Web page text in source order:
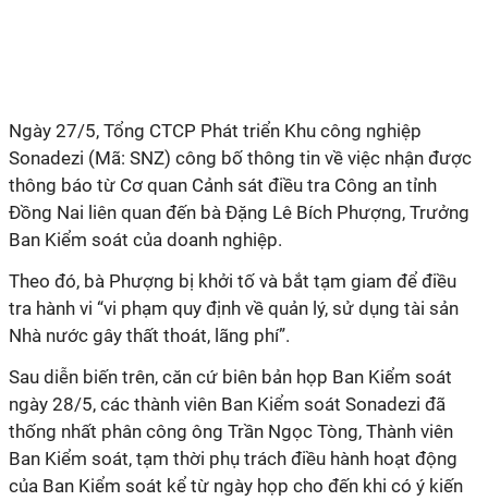
Ngày 27/5, Tổng CTCP Phát triển Khu công nghiệp
Sonadezi (Mã: SNZ) công bố thông tin về việc nhận được
thông báo từ Cơ quan Cảnh sát điều tra Công an tỉnh
Đồng Nai liên quan đến bà Đặng Lê Bích Phượng, Trưởng
Ban Kiểm soát của doanh nghiệp.
Theo đó, bà Phượng bị khởi tố và bắt tạm giam để điều
tra hành vi “vi phạm quy định về quản lý, sử dụng tài sản
Nhà nước gây thất thoát, lãng phí”.
Sau diễn biến trên, căn cứ biên bản họp Ban Kiểm soát
ngày 28/5, các thành viên Ban Kiểm soát Sonadezi đã
thống nhất phân công ông Trần Ngọc Tòng, Thành viên
Ban Kiểm soát, tạm thời phụ trách điều hành hoạt động
của Ban Kiểm soát kể từ ngày họp cho đến khi có ý kiến